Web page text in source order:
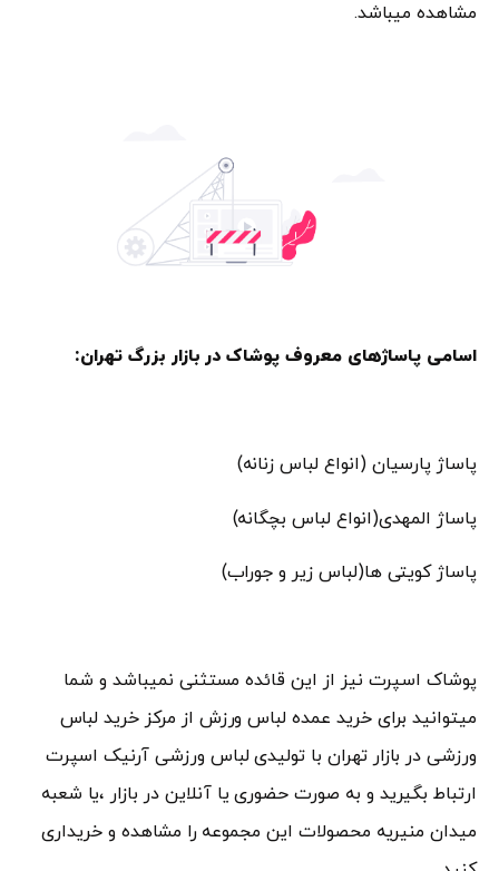
مشاهده میباشد.
اسامی پاساژهای معروف پوشاک در بازار بزرگ تهران:
پاساژ پارسیان (انواع لباس زنانه)
پاساژ المهدی(انواع لباس بچگانه)
پاساژ کویتی ها(لباس زیر و جوراب)
پوشاک اسپرت نیز از این قائده مستثنی نمیباشد و شما
میتوانید برای خرید عمده لباس ورزش از مرکز خرید لباس
ورزشی در بازار تهران با تولیدی لباس ورزشی آرنیک اسپرت
ارتباط بگیرید و به صورت حضوری یا آنلاین در بازار ،یا شعبه
میدان منیریه محصولات این مجموعه را مشاهده و خریداری